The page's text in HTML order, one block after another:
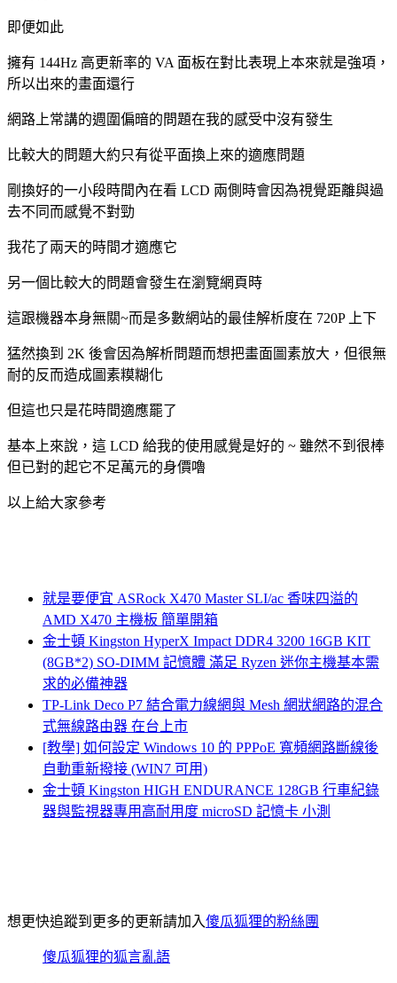
即便如此
擁有 144Hz 高更新率的 VA 面板在對比表現上本來就是強項，
所以出來的畫面還行
網路上常講的週圍偏暗的問題在我的感受中沒有發生
比較大的問題大約只有從平面換上來的適應問題
剛換好的一小段時間內在看 LCD 兩側時會因為視覺距離與過
去不同而感覺不對勁
我花了兩天的時間才適應它
另一個比較大的問題會發生在瀏覽網頁時
這跟機器本身無關~而是多數網站的最佳解析度在 720P 上下
猛然換到 2K 後會因為解析問題而想把畫面圖素放大，但很無
耐的反而造成圖素糢糊化
但這也只是花時間適應罷了
基本上來說，這 LCD 給我的使用感覺是好的 ~ 雖然不到很棒
但已對的起它不足萬元的身價嚕
以上給大家參考
就是要便宜 ASRock X470 Master SLI/ac 香味四溢的
AMD X470 主機板 簡單開箱
金士頓 Kingston HyperX Impact DDR4 3200 16GB KIT
(8GB*2) SO-DIMM 記憶體 滿足 Ryzen 迷你主機基本需
求的必備神器
TP-Link Deco P7 結合電力線網與 Mesh 網狀網路的混合
式無線路由器 在台上市
[教學] 如何設定 Windows 10 的 PPPoE 寬頻網路斷線後
自動重新撥接 (WIN7 可用)
金士頓 Kingston HIGH ENDURANCE 128GB 行車紀錄
器與監視器專用高耐用度 microSD 記憶卡 小測
想更快追蹤到更多的更新請加入傻瓜狐狸的粉絲團
傻瓜狐狸的狐言亂語